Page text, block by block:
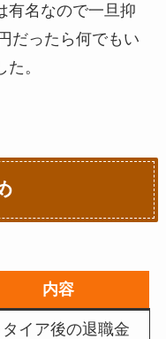
有名なので一旦抑
だったら何でもい
。
内容
タイア後の退職金